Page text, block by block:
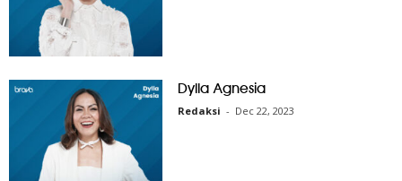
Dylla Agnesia
Redaksi - Dec 22, 2023